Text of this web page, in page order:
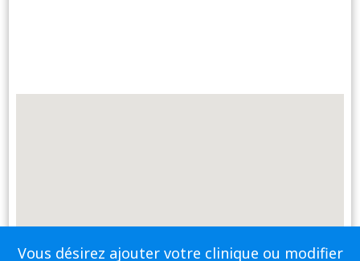
Vous désirez ajouter votre clinique ou modifier